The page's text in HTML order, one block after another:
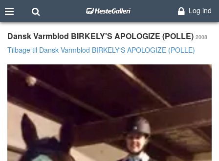
Log ind
Dansk Varmblod BIRKELY'S APOLOGIZE (POLLE) 2008
Tilbage til Dansk Varmblod BIRKELY'S APOLOGIZE (POLLE)